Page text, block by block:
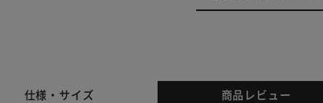
仕様・サイズ 商品レビュー